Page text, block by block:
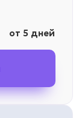
от 5 дней